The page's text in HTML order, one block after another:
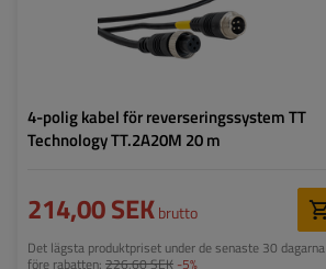
4-polig kabel för reverseringssystem TT
Technology TT.2A20M 20 m
214,00 SEKbrutto
Det lägsta produktpriset under de senaste 30 dagarna
före rabatten: 226,60 SEK -5%